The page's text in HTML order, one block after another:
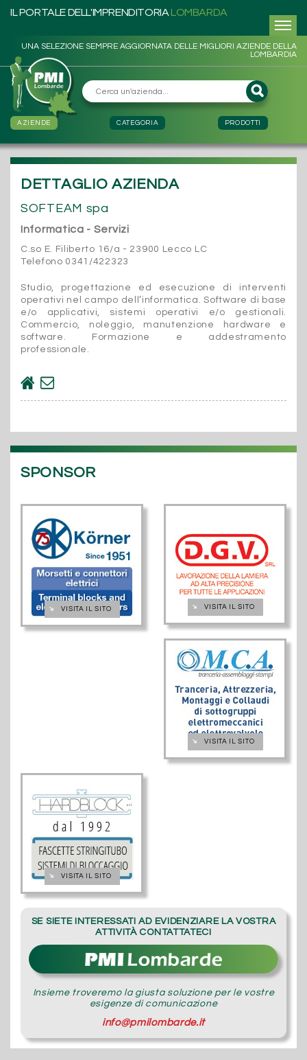
IL PORTALE DELL'IMPRENDITORIA LOMBARDA
UNA SELEZIONE SEMPRE AGGIORNATA DELLE MIGLIORI AZIENDE DELLA
LOMBARDIA
AZIENDE CATEGORIA PRODOTTI
DETTAGLIO AZIENDA
SOFTEAM spa
Informatica - Servizi
C.so E. Filiberto 16/a - 23900 Lecco LC
Telefono 0341/422323
Studio, progettazione ed esecuzione di interventi
operativi nel campo dell’informatica. Software di base
e/o applicativi, sistemi operativi e/o gestionali.
Commercio, noleggio, manutenzione hardware e
software. Formazione e addestramento
professionale.
SPONSOR
➔ VISITA IL SITO ➔ VISITA IL SITO
➔ VISITA IL SITO
➔ VISITA IL SITO
SE SIETE INTERESSATI AD EVIDENZIARE LA VOSTRA
ATTIVITÀ CONTATTATECI
Insieme troveremo la giusta soluzione per le vostre
esigenze di comunicazione
info@pmilombarde.it